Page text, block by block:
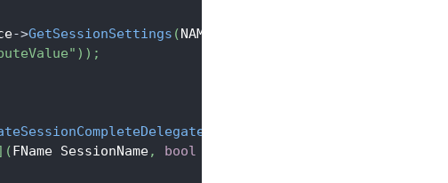
->GetSessionSettings (NAME_GameSession
) ) ;
(FName SessionName, bool